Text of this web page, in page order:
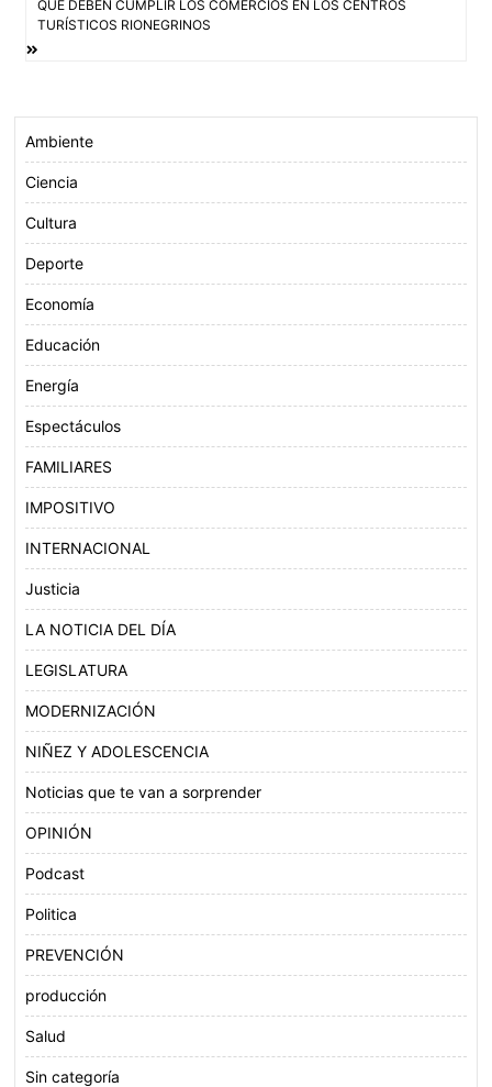
k p
entradas
QUÉ DEBEN CUMPLIR LOS COMERCIOS EN LOS CENTROS
TURÍSTICOS RIONEGRINOS
Ambiente
Ciencia
Cultura
Deporte
Economía
Educación
Energía
Espectáculos
FAMILIARES
IMPOSITIVO
INTERNACIONAL
Justicia
LA NOTICIA DEL DÍA
LEGISLATURA
MODERNIZACIÓN
NIÑEZ Y ADOLESCENCIA
Noticias que te van a sorprender
OPINIÓN
Podcast
Politica
PREVENCIÓN
producción
Salud
Sin categoría